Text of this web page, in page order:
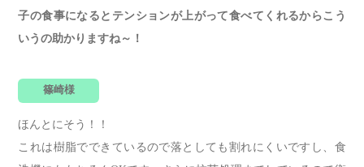
子の食事になるとテンションが上がって食べてくれるからこう
いうの助かりますね～！
篠崎様
ほんとにそう！！
これは樹脂でできているので落としても割れにくいですし、食